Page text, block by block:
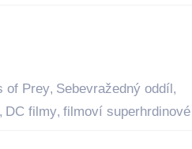
of Prey, Sebevražedný oddíl ,
, DC filmy, filmoví superhrdinové